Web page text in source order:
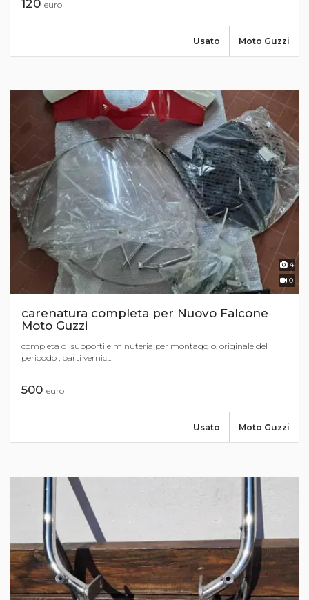
120 euro
Moto Guzzi
Usato
4
0
carenatura completa per Nuovo Falcone
Moto Guzzi
completa di supporti e minuteria per montaggio, originale del
perioodo , parti vernic...
500 euro
Moto Guzzi
Usato